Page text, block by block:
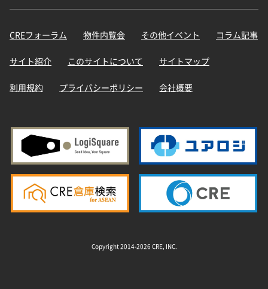
CREフォーラム 物件内覧会 その他イベント コラム記事
サイト紹介 このサイトについて サイトマップ
利用規約 プライバシーポリシー 会社概要
Copyright 2014-2026 CRE, INC.